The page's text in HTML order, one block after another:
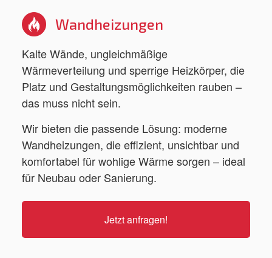
Wandheizungen
Kalte Wände, ungleichmäßige
Wärmeverteilung und sperrige Heizkörper, die
Platz und Gestaltungsmöglichkeiten rauben –
das muss nicht sein.
Wir bieten die passende Lösung: moderne
Wandheizungen, die effizient, unsichtbar und
komfortabel für wohlige Wärme sorgen – ideal
für Neubau oder Sanierung.
Jetzt anfragen!